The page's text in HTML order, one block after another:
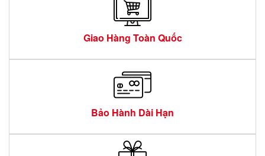
Giao Hàng Toàn Quốc
Bảo Hành Dài Hạn